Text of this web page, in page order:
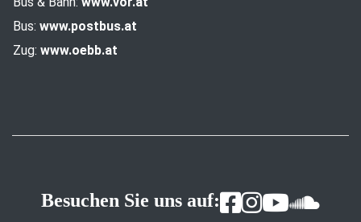
Bus: www.postbus.at
Zug: www.oebb.at
Besuchen Sie uns auf: